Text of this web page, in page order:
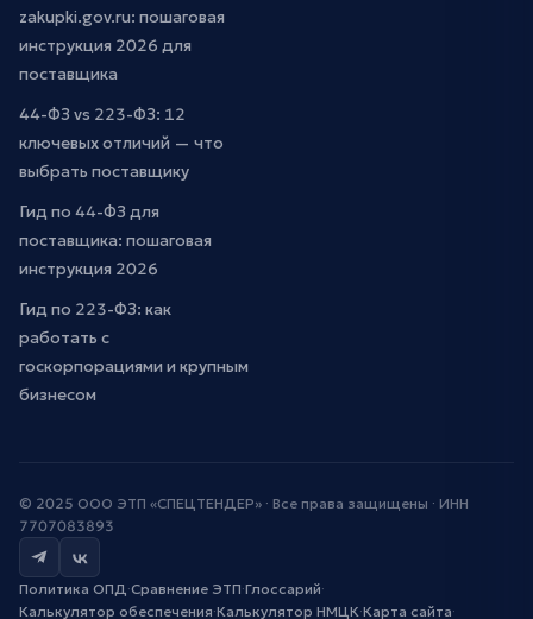
zakupki.gov.ru: пошаговая
инструкция 2026 для
поставщика
44-ФЗ vs 223-ФЗ: 12
ключевых отличий — что
выбрать поставщику
Гид по 44-ФЗ для
поставщика: пошаговая
инструкция 2026
Гид по 223-ФЗ: как
работать с
госкорпорациями и крупным
бизнесом
© 2025 ООО ЭТП «СПЕЦТЕНДЕР» · Все права защищены · ИНН
7707083893
Политика ОПД·Сравнение ЭТП·Глоссарий·
Калькулятор обеспечения·Калькулятор НМЦК·Карта сайта·